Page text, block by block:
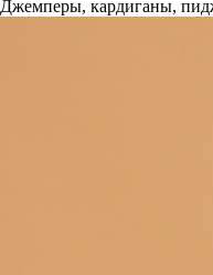
Джемперы, кардиганы,